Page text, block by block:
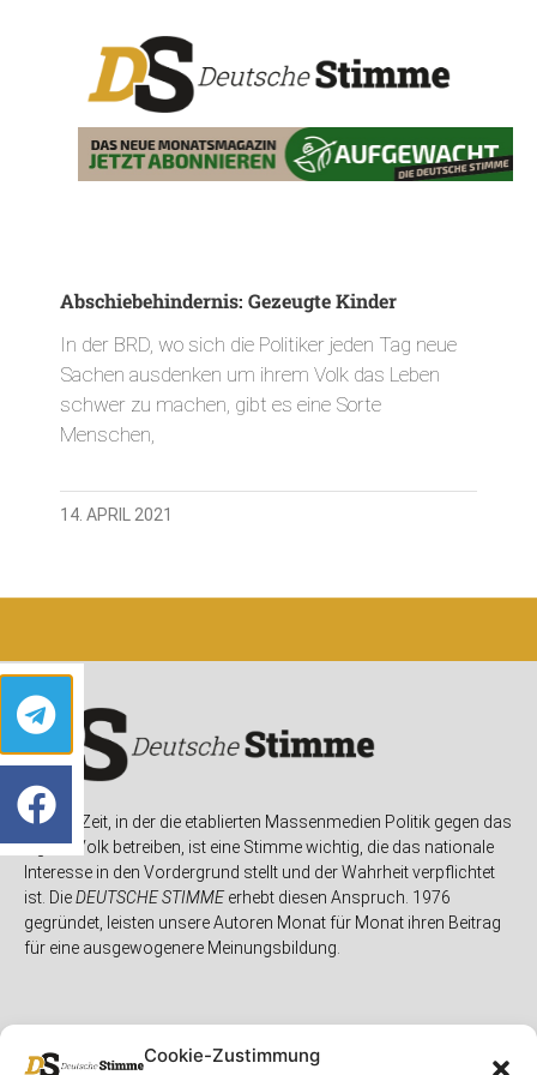
Cookie-Zustimmung
Abschiebehindernis: Gezeugte Kinder
In der BRD, wo sich die Politiker jeden Tag neue
Sachen ausdenken um ihrem Volk das Leben
schwer zu machen, gibt es eine Sorte
Menschen,
14. APRIL 2021
In einer Zeit, in der die etablierten Massenmedien Politik gegen das
eigene Volk betreiben, ist eine Stimme wichtig, die das nationale
Interesse in den Vordergrund stellt und der Wahrheit verpflichtet
ist. DieDEUTSCHE STIMMEerhebt diesen Anspruch. 1976
gegründet, leisten unsere Autoren Monat für Monat ihren Beitrag
für eine ausgewogenere Meinungsbildung.